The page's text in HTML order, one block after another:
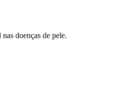
doenças de pele.